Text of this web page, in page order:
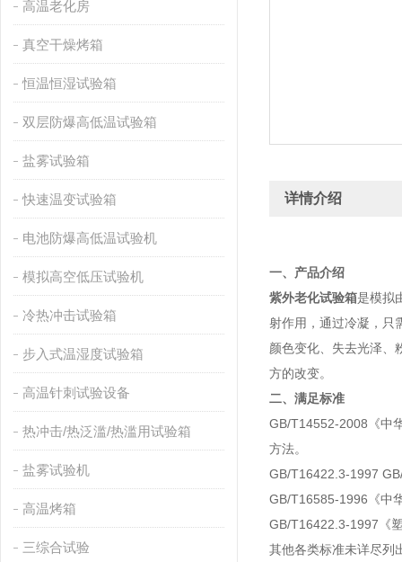
高温老化房
真空干燥烤箱
恒温恒湿试验箱
双层防爆高低温试验箱
盐雾试验箱
快速温变试验箱
电池防爆高低温试验机
模拟高空低压试验机
冷热冲击试验箱
步入式温湿度试验箱
高温针刺试验设备
热冲击/热泛滥/热滥用试验箱
盐雾试验机
高温烤箱
三综合试验
详情介绍
一、产品介绍
紫外老化试验箱是模拟
射作用，通过冷凝，只
颜色变化、失去光泽、
方的改变。
二、满足标准
GB/T14552-2008《中
方法。
GB/T16422.3-1997
GB/T16585-1996《中
GB/T16422.3-1997《
其他各类标准未详尽列